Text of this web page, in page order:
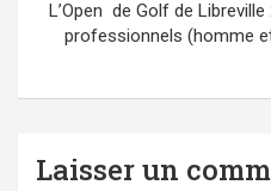
L’Open de Golf de
professionnels (homme
Laisser un